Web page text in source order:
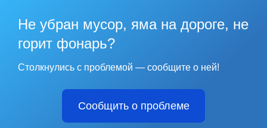
Не убран мусор, яма на дороге, не
горит фонарь?
Столкнулись с проблемой — сообщите о ней!
Сообщить о проблеме